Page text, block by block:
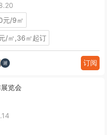
元/9㎡
/㎡,36㎡起订
订阅
览会